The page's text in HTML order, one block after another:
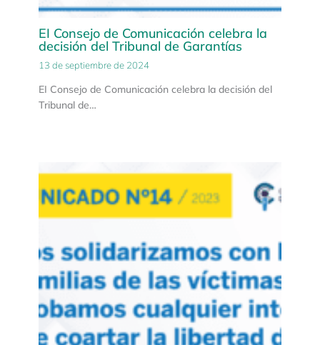
EI Consejo de Comunicación celebra la
decisión del Tribunal de Garantías
13 de septiembre de 2024
EI Consejo de Comunicación celebra la decisión del
Tribunal de…